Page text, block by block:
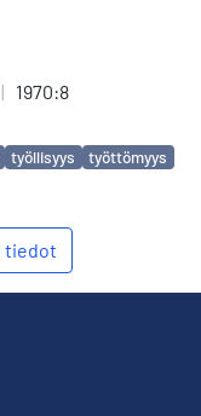
| 1970:8
työllisyys työttömyys
tiedot